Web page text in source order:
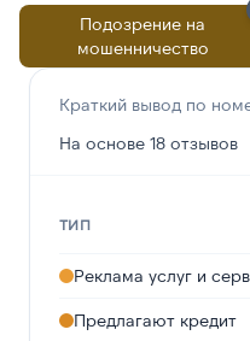
Подозрение на
мошенничество
Краткий вывод по
На основе 18 отзывов
ТИП
Реклама услуг и
Предлагают кредит